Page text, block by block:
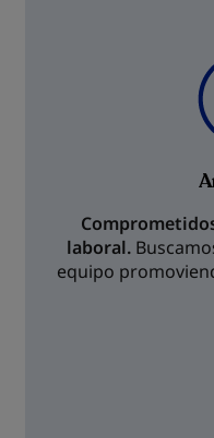
laboral.
equipo